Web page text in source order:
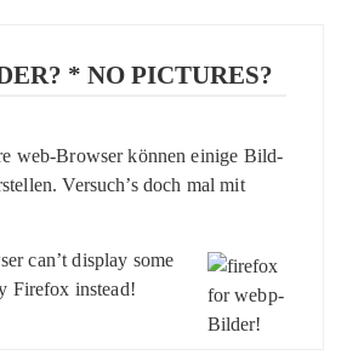
* NO PICTURES?
web-Browser können einige Bild-
Versuch’s doch mal mit
can’t display some
Firefox instead!